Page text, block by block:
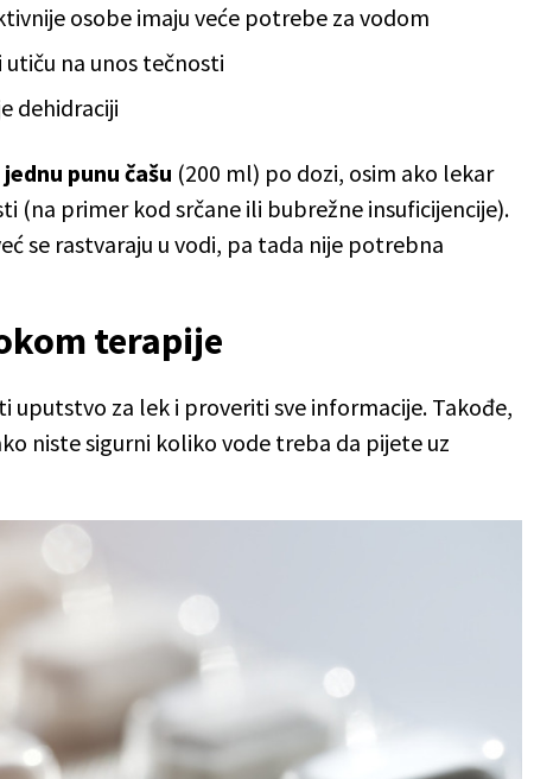
osobe imaju veće potrebe za vodom
na unos tečnosti
dehidraciji
punu čašu (200 ml) po dozi, osim ako lekar
(na primer kod srčane ili bubrežne insuficijencije).
se rastvaraju u vodi, pa tada nije potrebna
terapije
za lek i proveriti sve informacije. Takođe,
niste sigurni koliko vode treba da pijete uz